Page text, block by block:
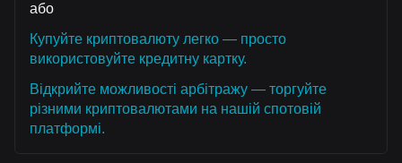
або
Купуйте криптовалюту легко — просто
використовуйте кредитну картку.
Відкрийте можливості арбітражу — торгуйте
різними криптовалютами на нашій спотовій
платформі.